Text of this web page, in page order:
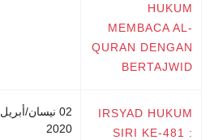
HUKUM
MEMBACA AL-
QURAN DENGAN
BERTAJWID
IRSYAD HUKUM
SIRI KE-481 :
02 نيسان/أبريل
2020